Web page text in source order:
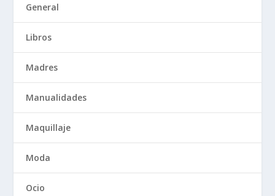
General
Libros
Madres
Manualidades
Maquillaje
Moda
Ocio